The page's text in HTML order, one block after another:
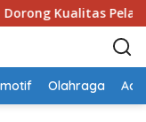
Pelayanan
Olahraga